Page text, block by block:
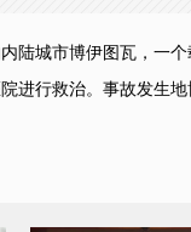
城市博伊图瓦，一个
进行救治。事故发生